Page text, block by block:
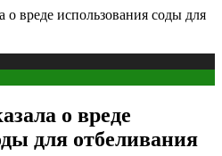
о вреде использования соды для
о вреде
для отбеливания